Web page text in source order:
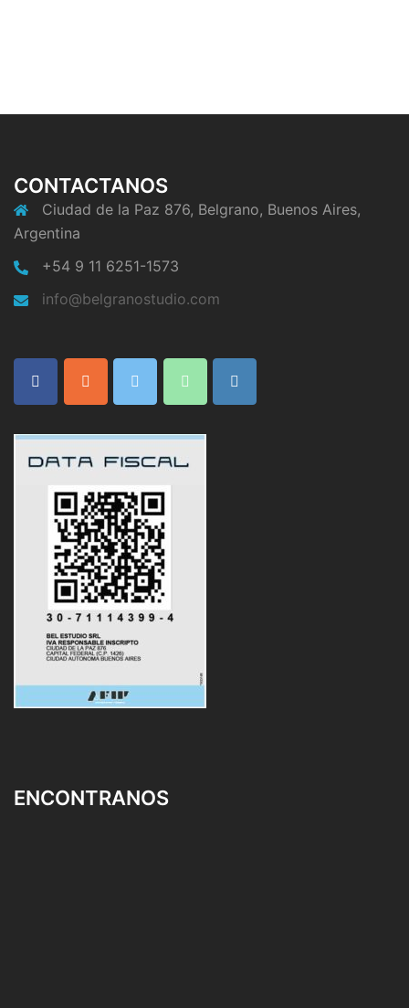
CONTACTANOS
Ciudad de la Paz 876, Belgrano, Buenos Aires,
Argentina
+54 9 11 6251-1573
info@belgranostudio.com
ENCONTRANOS